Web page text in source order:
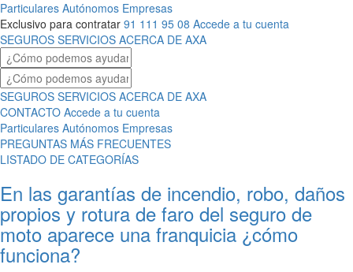
Particulares Autónomos Empresas
Exclusivo para contratar 91 111 95 08 Accede a tu cuenta
SEGUROS SERVICIOS ACERCA DE AXA
SEGUROS SERVICIOS ACERCA DE AXA
CONTACTO Accede a tu cuenta
Particulares Autónomos Empresas
PREGUNTAS MÁS FRECUENTES
LISTADO DE CATEGORÍAS
En las garantías de incendio, robo, daños
propios y rotura de faro del seguro de
moto aparece una franquicia ¿cómo
funciona?